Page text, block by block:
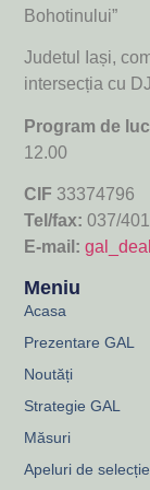
Bohotinului”
Judetul Iași,
intersecția cu
Program de
12.00
CIF 33374796
Tel/fax: 037/
E-mail:
Meniu
Acasa
Prezentare GAL
Noutăți
Strategie GAL
Măsuri
Apeluri de selecție